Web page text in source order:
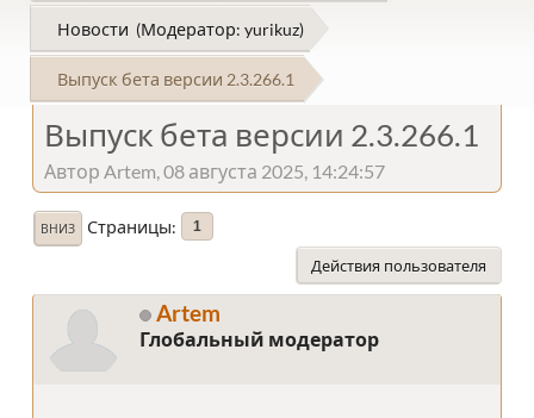
Новости (Модератор: yurikuz)
Выпуск бета версии 2.3.266.1
Выпуск бета версии 2.3.266.1
Автор Artem, 08 августа 2025, 14:24:57
ВНИЗ Страницы 1
Действия пользователя
Artem
Глобальный модератор